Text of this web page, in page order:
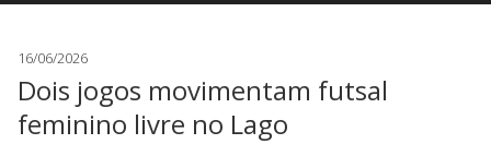
16/06/2026
Dois jogos movimentam futsal
feminino livre no Lago